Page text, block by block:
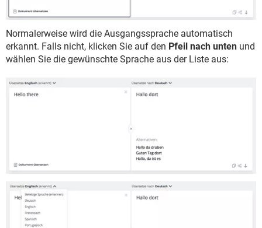
Normalerweise wird die Ausgangssprache automatisch
erkannt. Falls nicht, klicken Sie auf den Pfeil nach unten und
wählen Sie die gewünschte Sprache aus der Liste aus: